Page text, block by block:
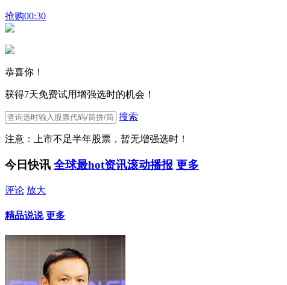
抢购00:30
恭喜你！
获得7天免费试用增强选时的机会！
搜索
注意：上市不足半年股票，暂无增强选时！
今日快讯 全球最hot资讯滚动播报 更多
评论 放大
精品说说 更多